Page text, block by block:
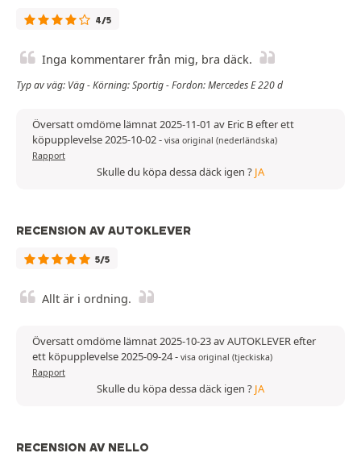
4/5
Inga kommentarer från mig, bra däck.
Typ av väg: Väg - Körning: Sportig - Fordon: Mercedes E 220 d
Översatt omdöme lämnat 2025-11-01 av Eric B efter ett
köpupplevelse 2025-10-02- visa original (nederländska)
Rapport
Skulle du köpa dessa däck igen ? JA
RECENSION AV AUTOKLEVER
5/5
Allt är i ordning.
Översatt omdöme lämnat 2025-10-23 av AUTOKLEVER efter
ett köpupplevelse 2025-09-24- visa original (tjeckiska)
Rapport
Skulle du köpa dessa däck igen ? JA
RECENSION AV NELLO